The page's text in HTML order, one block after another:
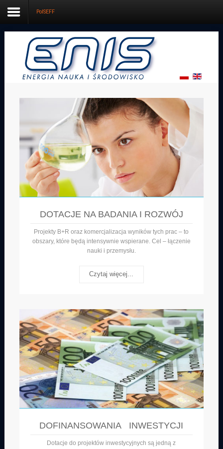
Oferta
Firma
Kontakt
PolSEFF
DOTACJE NA BADANIA I ROZWÓJ
Projekty B+R oraz komercjalizacja wyników tych prac – to
obszary, które będą intensywnie wspierane. Cel – łączenie
nauki i przemysłu.
Czytaj więcej...
DOFINANSOWANIA INWESTYCJI
Dotacje do projektów inwestycyjnych są jedną z